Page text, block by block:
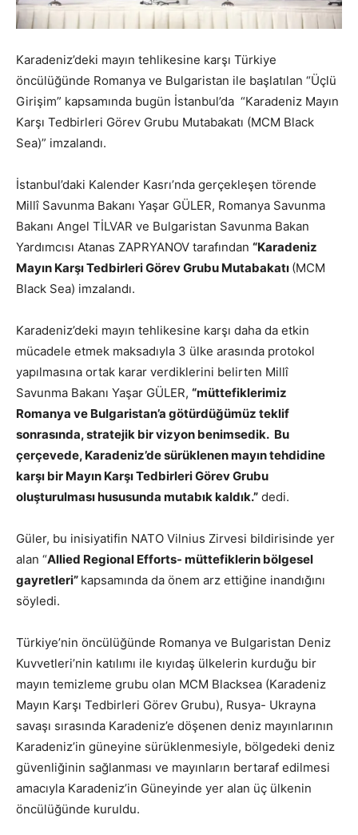
Karadeniz’deki mayın tehlikesine karşı Türkiye
öncülüğünde Romanya ve Bulgaristan ile başlatılan “Üçlü
Girişim” kapsamında bugün İstanbul’da “Karadeniz Mayın
Karşı Tedbirleri Görev Grubu Mutabakatı (MCM Black
Sea)” imzalandı.
İstanbul’daki Kalender Kasrı’nda gerçekleşen törende
Millî Savunma Bakanı Yaşar GÜLER, Romanya Savunma
Bakanı Angel TİLVAR ve Bulgaristan Savunma Bakan
Yardımcısı Atanas ZAPRYANOV tarafından “Karadeniz
Mayın Karşı Tedbirleri Görev Grubu Mutabakatı (MCM
Black Sea) imzalandı.
Karadeniz’deki mayın tehlikesine karşı daha da etkin
mücadele etmek maksadıyla 3 ülke arasında protokol
yapılmasına ortak karar verdiklerini belirten Millî
Savunma Bakanı Yaşar GÜLER, “müttefiklerimiz
Romanya ve Bulgaristan’a götürdüğümüz teklif
sonrasında, stratejik bir vizyon benimsedik. Bu
çerçevede, Karadeniz’de sürüklenen mayın tehdidine
karşı bir Mayın Karşı Tedbirleri Görev Grubu
oluşturulması hususunda mutabık kaldık.” dedi.
Güler, bu inisiyatifin NATO Vilnius Zirvesi bildirisinde yer
alan “Allied Regional Efforts- müttefiklerin bölgesel
gayretleri” kapsamında da önem arz ettiğine inandığını
söyledi.
Türkiye’nin öncülüğünde Romanya ve Bulgaristan Deniz
Kuvvetleri’nin katılımı ile kıyıdaş ülkelerin kurduğu bir
mayın temizleme grubu olan MCM Blacksea (Karadeniz
Mayın Karşı Tedbirleri Görev Grubu), Rusya- Ukrayna
savaşı sırasında Karadeniz’e döşenen deniz mayınlarının
Karadeniz’in güneyine sürüklenmesiyle, bölgedeki deniz
güvenliğinin sağlanması ve mayınların bertaraf edilmesi
amacıyla Karadeniz’in Güneyinde yer alan üç ülkenin
öncülüğünde kuruldu.